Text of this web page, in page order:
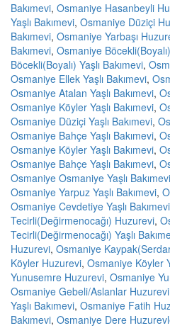
Bakımevi, Osmaniye Hasanbeyli
Yaşlı Bakımevi, Osmaniye Düziçi
Bakımevi, Osmaniye Yarbaşı
Bakımevi, Osmaniye
Böcekli(Boyalı) Yaşlı Bakımevi,
Osmaniye Ellek Yaşlı Bakımevi,
Osmaniye Atalan Yaşlı Bakımevi,
Osmaniye Köyler Yaşlı Bakımevi,
Osmaniye Düziçi Yaşlı Bakımevi,
Osmaniye Bahçe Yaşlı Bakımevi,
Osmaniye Köyler Yaşlı Bakımevi,
Osmaniye Bahçe Yaşlı Bakımevi,
Osmaniye Osmaniye Yaşlı Bakımevi
Osmaniye Yarpuz Yaşlı Bakımevi,
Osmaniye Cevdetiye Yaşlı Bakımevi
Tecirli(Değirmenocağı) Huzurevi,
Tecirli(Değirmenocağı) Yaşlı
Huzurevi, Osmaniye
Köyler Huzurevi, Osmaniye Köyler
Yunusemre Huzurevi, Osmaniye
Osmaniye Gebeli/Aslanlar Huzurevi
Yaşlı Bakımevi, Osmaniye Fatih
Bakımevi, Osmaniye Dere